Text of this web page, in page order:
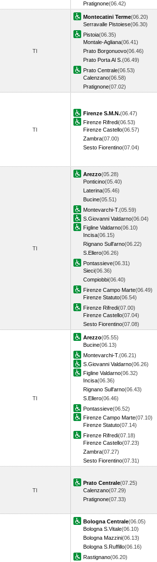
Pratignone(06.42)
TI
Montecatini Terme(06.20)
Serravalle Pistoiese(06.30)
Pistoia(06.35)
Montale-Agliana(06.41)
Prato Borgonuovo(06.46)
Prato Porta Al S. (06.49)
Prato Centrale(06.53)
Calenzano(06.58)
Pratignone(07.02)
TI
Firenze S.M.N.(06.47)
Firenze Rifredi(06.53)
Firenze Castello(06.57)
Zambra(07.00)
Sesto Fiorentino(07.04)
TI
Arezzo(05.28)
Ponticino(05.40)
Laterina(05.46)
Bucine(05.51)
Montevarchi-T.(05.59)
S.Giovanni Valdarno(06.04)
Figline Valdarno(06.10)
Incisa(06.15)
Rignano Sull'arno(06.22)
S.Ellero(06.26)
Pontassieve(06.31)
Sieci(06.36)
Compiobbi(06.40)
Firenze Campo Marte(06.49)
Firenze Statuto(06.54)
Firenze Rifredi(07.00)
Firenze Castello(07.04)
Sesto Fiorentino(07.08)
TI
Arezzo(05.55)
Bucine(06.13)
Montevarchi-T.(06.21)
S.Giovanni Valdarno(06.26)
Figline Valdarno(06.32)
Incisa(06.36)
Rignano Sull'arno(06.43)
S.Ellero(06.46)
Pontassieve(06.52)
Firenze Campo Marte(07.10)
Firenze Statuto(07.14)
Firenze Rifredi(07.18)
Firenze Castello(07.23)
Zambra(07.27)
Sesto Fiorentino(07.31)
TI
Prato Centrale(07.25)
Calenzano(07.29)
Pratignone(07.33)
Bologna Centrale(06.05)
Bologna S.Vitale(06.10)
Bologna Mazzini(06.13)
Bologna S.Ruffillo(06.16)
Rastignano(06.20)